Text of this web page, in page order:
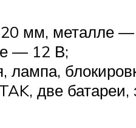
20 мм, металле
— 12 В;
две батареи,